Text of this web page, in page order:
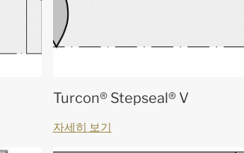
Turcon® Stepseal® V
자세히 보기